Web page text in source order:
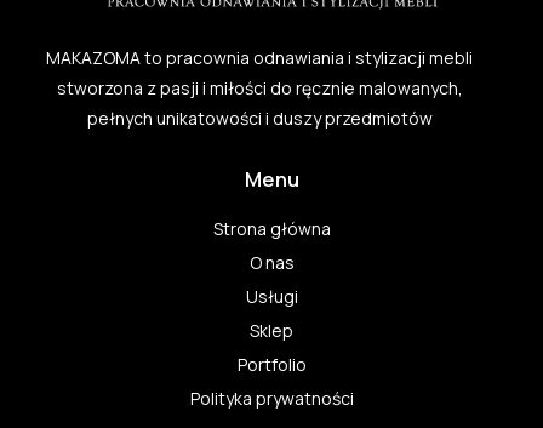
MAKAZOMA to pracownia odnawiania i stylizacji mebli
stworzona z pasji i miłości do ręcznie malowanych,
pełnych unikatowości i duszy przedmiotów
Menu
Strona główna
O nas
Usługi
Sklep
Portfolio
Polityka prywatności